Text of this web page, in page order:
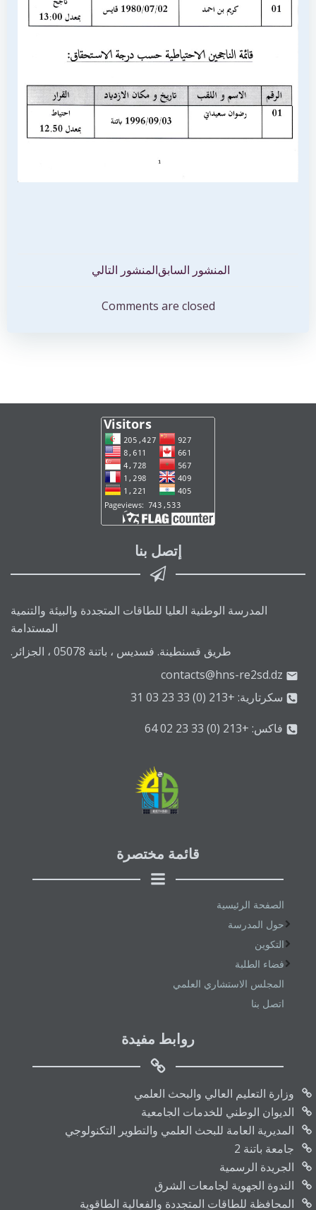
المقالات
المنشور السابقتصفّح
المقالات
المنشور التالي
Comments are closed
إتصل بنا
المدرسة الوطنية العليا للطاقات المتجددة والبيئة والتنمية
المستدامة
طريق قسنطينة. فسديس ، باتنة 05078 ، الجزائر.
contacts@hns-re2sd.dz
سكرتارية: +213 (0) 33 23 03 31
فاكس: +213 (0) 33 23 02 64
قائمة مختصرة
الصفحة الرئيسية
حول المدرسة
التكوين
فضاء الطلبة
المجلس الاستشاري العلمي
اتصل بنا
روابط مفيدة
وزارة التعليم العالي والبحث العلمي
الديوان الوطني للخدمات الجامعية
المديرية العامة للبحث العلمي والتطوير التكنولوجي
جامعة باتنة 2
الجريدة الرسمية
الندوة الجهوية لجامعات الشرق
المحافظة للطاقات المتجددة والفعالية الطاقوية